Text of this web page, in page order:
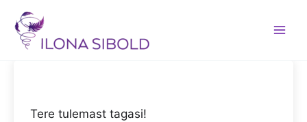
content
Tere tulemast tagasi!